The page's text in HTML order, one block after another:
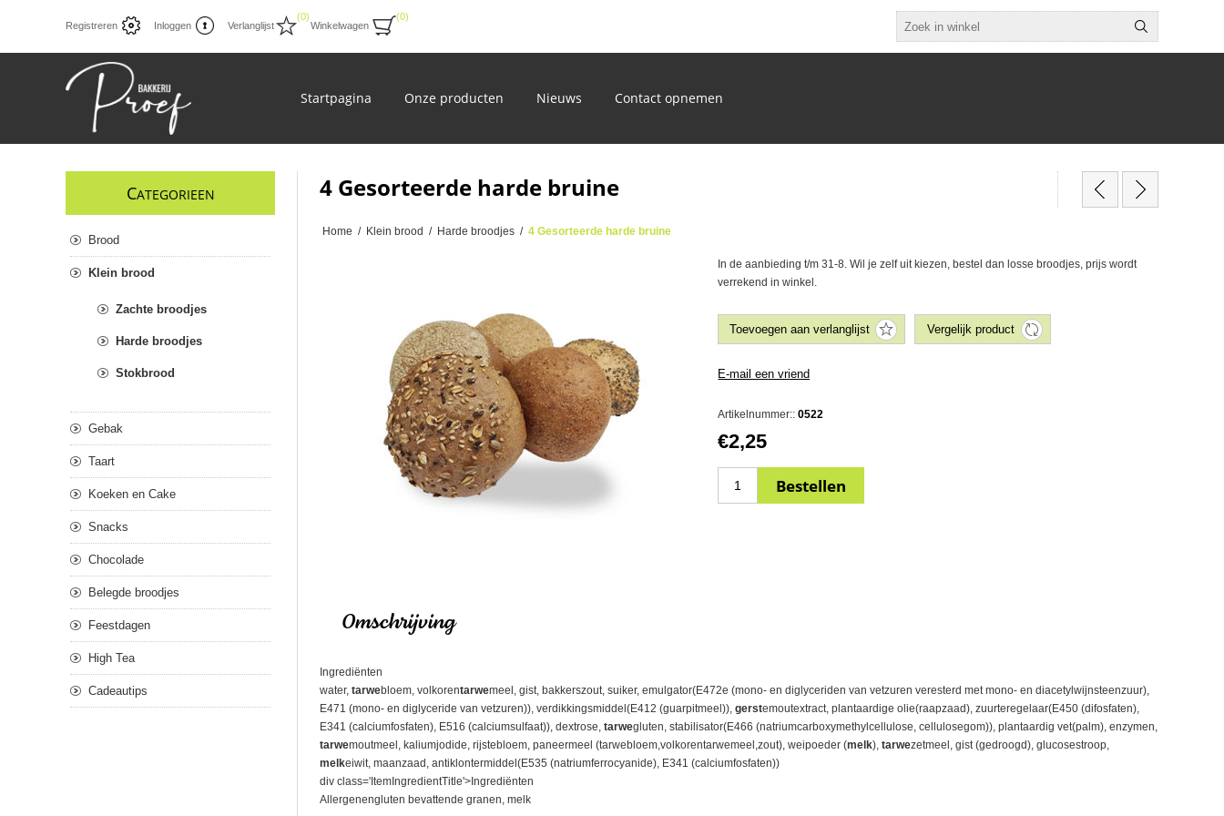
Registreren Inloggen Verlanglijst
(0)
Winkelwagen
(0)
Startpagina Onze producten Nieuws Contact opnemen
4 Gesorteerde harde bruine
Home / Klein brood / Harde broodjes / 4 Gesorteerde harde bruine
In de aanbieding t/m 31-8. Wil je zelf uit kiezen, bestel dan losse broodjes, prijs wordt
verrekend in winkel.
Artikelnummer:: 0522
€2,25
Omschrijving
Ingrediënten
water, tarwebloem, volkorentarwemeel, gist, bakkerszout, suiker, emulgator(E472e (mono- en diglyceriden van vetzuren veresterd met mono- en diacetylwijnsteenzuur),
E471 (mono- en diglyceride van vetzuren)), verdikkingsmiddel(E412 (guarpitmeel)), gerstemoutextract, plantaardige olie(raapzaad), zuurteregelaar(E450 (difosfaten),
E341 (calciumfosfaten), E516 (calciumsulfaat)), dextrose, tarwegluten, stabilisator(E466 (natriumcarboxymethylcellulose, cellulosegom)), plantaardig vet(palm), enzymen,
tarwemoutmeel, kaliumjodide, rijstebloem, paneermeel (tarwebloem,volkorentarwemeel,zout), weipoeder (melk), tarwezetmeel, gist (gedroogd), glucosestroop,
melkeiwit, maanzaad, antiklontermiddel(E535 (natriumferrocyanide), E341 (calciumfosfaten))
div class='ItemIngredientTitle'>Ingrediënten
Allergenengluten bevattende granen, melk
CATEGORIEEN
Brood
Klein brood
Zachte broodjes
Harde broodjes
Stokbrood
Gebak
Taart
Koeken en Cake
Snacks
Chocolade
Belegde broodjes
Feestdagen
High Tea
Cadeautips